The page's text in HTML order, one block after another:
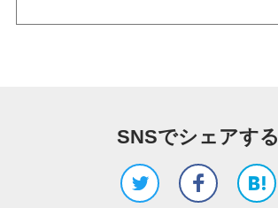
SNSでシェアする